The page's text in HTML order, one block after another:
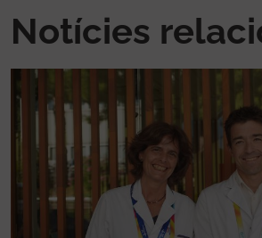
Notícies